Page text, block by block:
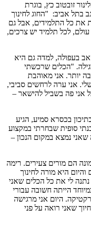
זובטוב כץ, בוגרת
בתל אביב: "החוג לחינוך
את כל התלמידים, אבל גם
לכל תלמיד יש צרכים,
בעפולה, למדה גם היא
"הכלים שרכשתי
יותר. אני מאוהבת
אני ערה לרחשים סביבי,
אני פה בשביל להישאר –
בכסרא סמיע, הגיע
הבנתי סופית שבחרתי במקצוע
נמצא במקום הנכון –
ושמונה הם מורים צעירים. רימה
היא מורה לחינוך
לי את כל הכלים שאני
הייתה חשובה עבורי
היום אני מרגישה
שאני רואה על פני